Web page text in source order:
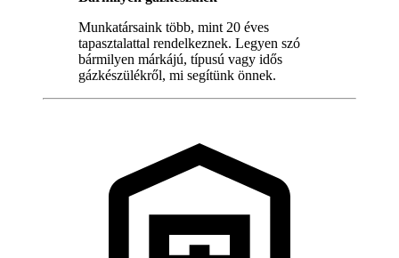
Munkatársaink több, mint 20 éves
tapasztalattal rendelkeznek. Legyen szó
bármilyen márkájú, típusú vagy idős
gázkészülékről, mi segítünk önnek.